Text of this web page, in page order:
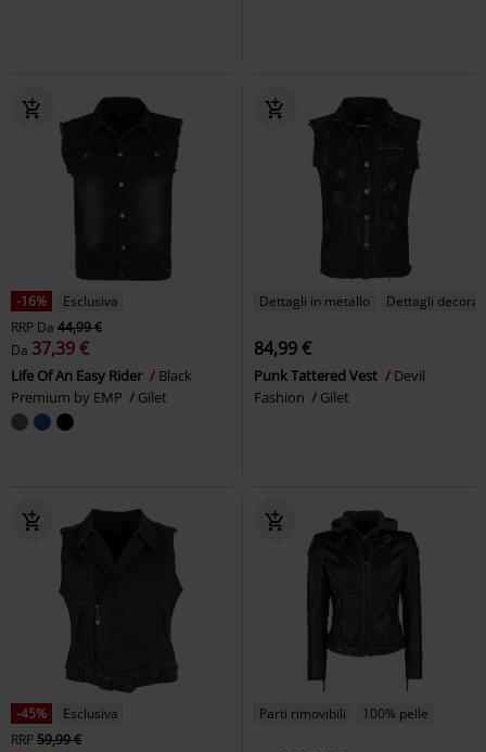
-16%
Esclusiva
RRP Da 44,99 €
Da 37,39 €
Life Of An Easy Rider
Black
Premium by EMP
Gilet
Dettagli in metallo Dettagli
84,99 €
Punk Tattered Vest
Devil
Fashion
Gilet
-45%
Esclusiva
RRP59,99 €
Parti rimovibili 100% pelle